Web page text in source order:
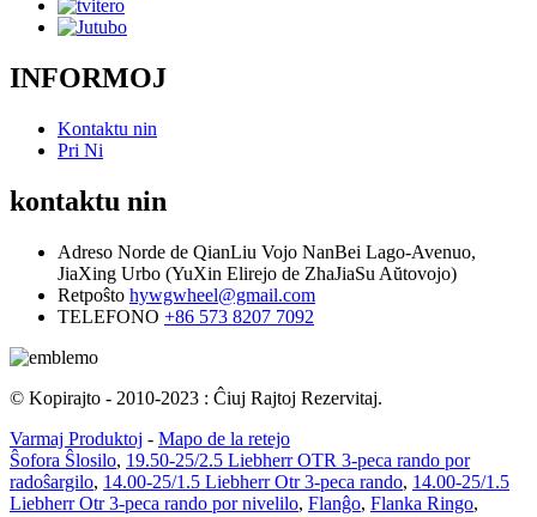
INFORMOJ
Kontaktu nin
Pri Ni
kontaktu nin
Adreso Norde de QianLiu Vojo NanBei Lago-Avenuo,
JiaXing Urbo (YuXin Elirejo de ZhaJiaSu Aŭtovojo)
Retpoŝto hywgwheel@gmail.com
TELEFONO +86 573 8207 7092
© Kopirajto - 2010-2023 : Ĉiuj Rajtoj Rezervitaj.
Varmaj Produktoj - Mapo de la retejo
Ŝofora Ŝlosilo, 19.50-25/2.5 Liebherr OTR 3-peca rando por
radoŝargilo, 14.00-25/1.5 Liebherr Otr 3-peca rando, 14.00-25/1.5
Liebherr Otr 3-peca rando por nivelilo, Flanĝo, Flanka Ringo,